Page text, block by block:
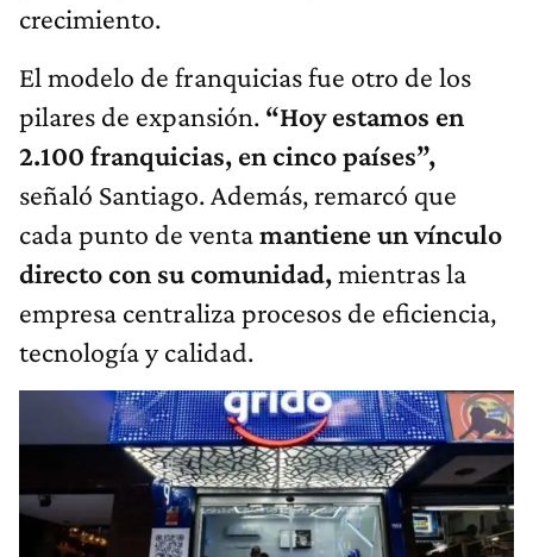
crecimiento.
El modelo de franquicias fue otro de los
pilares de expansión. “Hoy estamos en
2.100 franquicias, en cinco países”,
señaló Santiago. Además, remarcó que
cada punto de ventamantiene un vínculo
directo con su comunidad,mientras la
empresa centraliza procesos de eficiencia,
tecnología y calidad.